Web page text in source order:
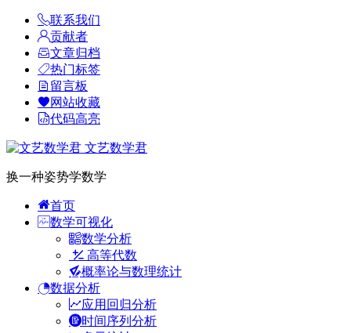
联系我们
贡献者
文章归档
热门标签
留言板
网站收藏
代码高亮
文艺数学君
换一种姿势学数学
首页
数学可视化
数学分析
高等代数
概率论与数理统计
数据分析
应用回归分析
时间序列分析